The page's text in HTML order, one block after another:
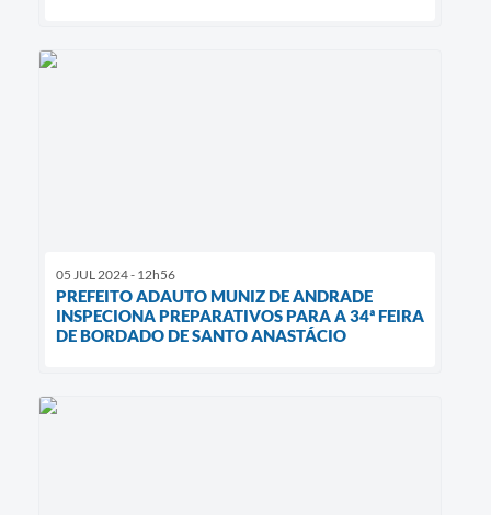
05 JUL 2024 - 12h56
PREFEITO ADAUTO MUNIZ DE ANDRADE
INSPECIONA PREPARATIVOS PARA A 34ª FEIRA
DE BORDADO DE SANTO ANASTÁCIO